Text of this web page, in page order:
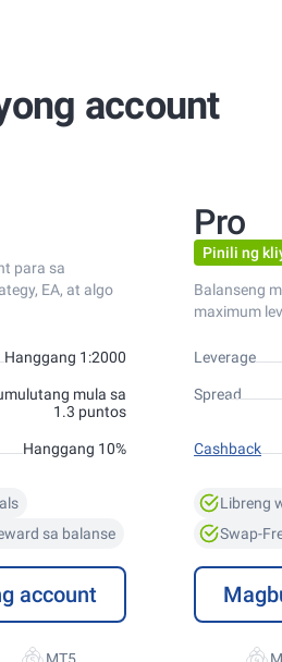
account
para sa
EA, at algo
Hanggang 1:2000
mula sa
1.3 puntos
Hanggang 10%
sa balanse
account
Pro
Pinili ng
Balanseng
maximum
Leverage
Spread
Cashback
Libreng
Swap-